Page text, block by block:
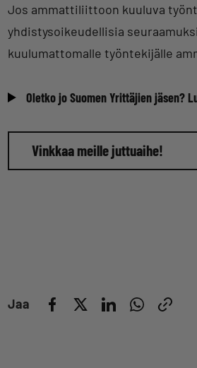
Jos ammattiliittoon kuuluva
yhdistysoikeudellisia
kuulumattomalle työntekijälle
Oletko jo Suomen Yrittäjien jäsen?
Vinkkaa meille juttuaihe!
Jaa